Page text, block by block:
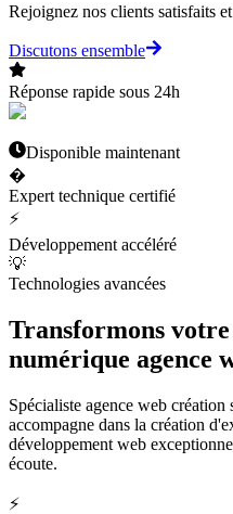
Rejoignez nos clients satisfaits
Discutons ensemble
Réponse rapide sous 24h
Disponible maintenant
�
Expert technique certifié
⚡
Développement accéléré
💡
Technologies avancées
Transformons votre
numérique agence
Spécialiste agence web
accompagne dans la création
développement web
écoute.
⚡